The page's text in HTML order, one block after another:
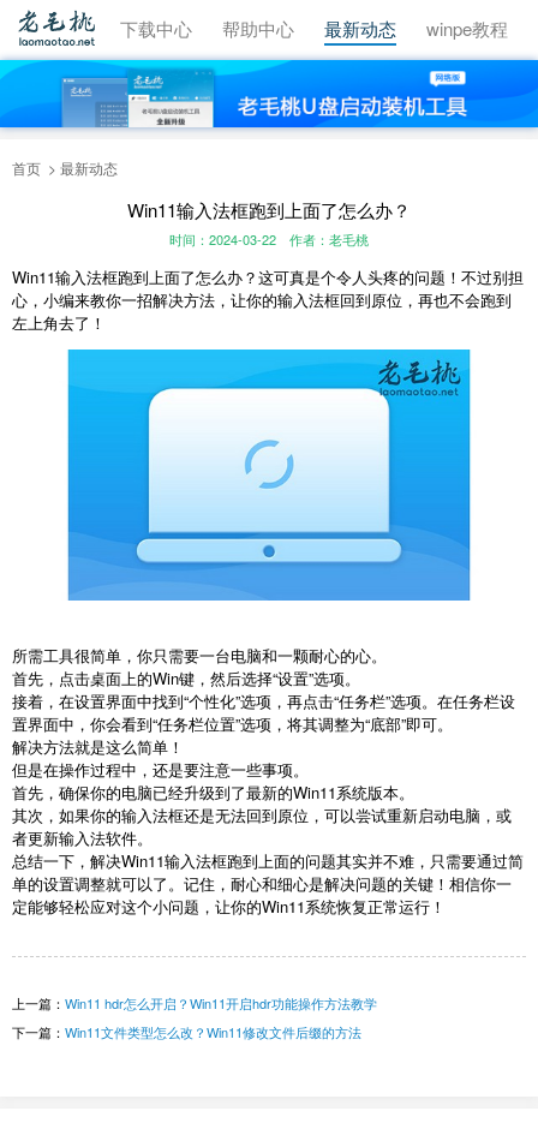
视频教程 下载中心 帮助中心 最新动态 winpe教程
首页 最新动态
Win11输入法框跑到上面了怎么办？
时间：2024-03-22 作者：老毛桃
Win11输入法框跑到上面了怎么办？这可真是个令人头疼的问题！不过别担
心，小编来教你一招解决方法，让你的输入法框回到原位，再也不会跑到
左上角去了！
所需工具很简单，你只需要一台电脑和一颗耐心的心。
首先，点击桌面上的Win键，然后选择“设置”选项。
接着，在设置界面中找到“个性化”选项，再点击“任务栏”选项。在任务栏设
置界面中，你会看到“任务栏位置”选项，将其调整为“底部”即可。
解决方法就是这么简单！
但是在操作过程中，还是要注意一些事项。
首先，确保你的电脑已经升级到了最新的Win11系统版本。
其次，如果你的输入法框还是无法回到原位，可以尝试重新启动电脑，或
者更新输入法软件。
总结一下，解决Win11输入法框跑到上面的问题其实并不难，只需要通过简
单的设置调整就可以了。记住，耐心和细心是解决问题的关键！相信你一
定能够轻松应对这个小问题，让你的Win11系统恢复正常运行！
上一篇： Win11 hdr怎么开启？Win11开启hdr功能操作方法教学
下一篇： Win11文件类型怎么改？Win11修改文件后缀的方法